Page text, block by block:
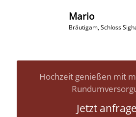
Martina und
Hochzeit genießen mit